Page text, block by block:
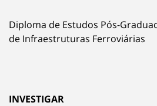
Diploma de Estudos Pós-
de Infraestruturas Ferroviárias
INVESTIGAR